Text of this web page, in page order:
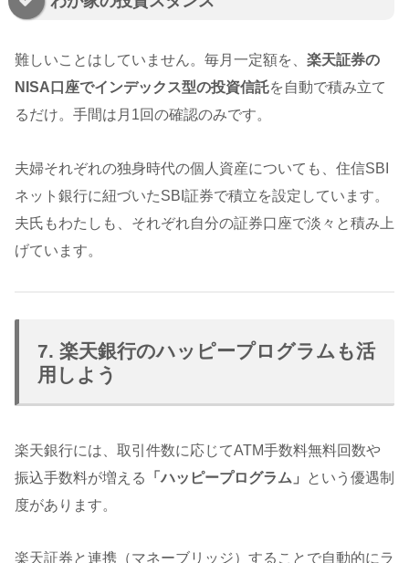
難しいことはしていません。毎月一定額を、 楽天証券の
NISA口座でインデックス型の投資信託を自動で積み立て
るだけ。手間は月1回の確認のみです。
夫婦それぞれの独身時代の個人資産についても、住信SBI
ネット銀行に紐づいたSBI証券で積立を設定しています。
夫氏もわたしも、それぞれ自分の証券口座で淡々と積み上
げています。
7. 楽天銀行のハッピープログラムも活
用しよう
楽天銀行には、取引件数に応じてATM手数料無料回数や
振込手数料が増える
「ハッピープログラム」
という優遇制
度があります。
楽天証券と連携（マネーブリッジ）することで自動的にラ